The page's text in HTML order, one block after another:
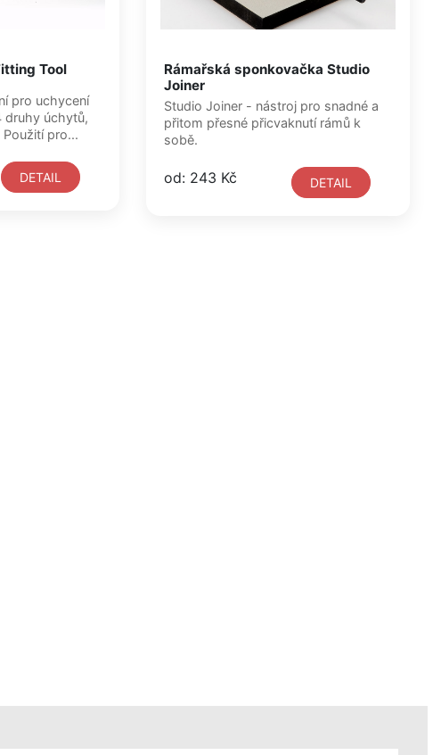
Tool
pro uchycení
druhy úchytů,
Použití pro...
DETAIL
Rámařská sponkovačka Studio
Joiner
Studio Joiner - nástroj pro snadné a
přitom přesné přicvaknutí rámů k
sobě.
od: 243 Kč DETAIL